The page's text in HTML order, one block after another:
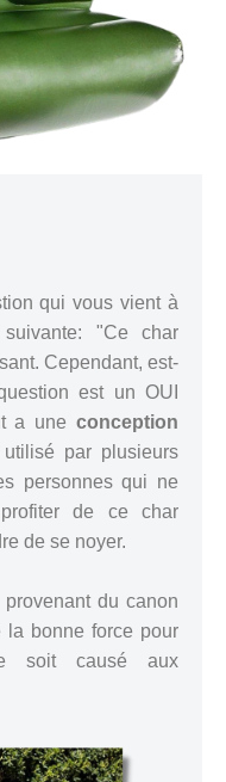
qui vous vient à
"Ce char
Cependant, est-
est un OUI
a une conception
par plusieurs
personnes qui ne
de ce char
de se noyer.
du canon
la bonne force pour
soit causé aux